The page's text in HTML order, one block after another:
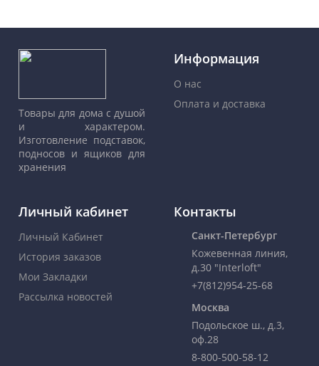
Товары для дома с душой
и характером.
Изготовление подставок,
подносов и ящиков для
хранения
Информация
О нас
Оплата и доставка
Личный кабинет
Личный Кабинет
История заказов
Мои Закладки
Рассылка новостей
Контакты
Санкт-Петербург
Кожевенная линия,
д.30 "Interloft"
+7(812)954-25-68
Москва
Подольское ш., д.3,
оф.28
8-800-500-58-12